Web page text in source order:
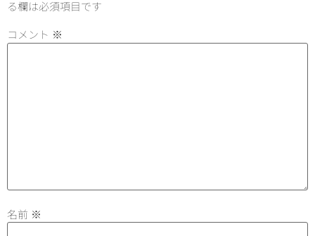
る欄は必須項目です
コメント ※
名前 ※